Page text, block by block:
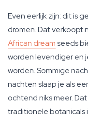
Even eerlijk zijn: dit is
dromen. Dat verkoopt
African dreamseeds
worden levendiger en
worden. Sommige
nachten slaap je als
ochtend niks meer.
traditionele botanicals